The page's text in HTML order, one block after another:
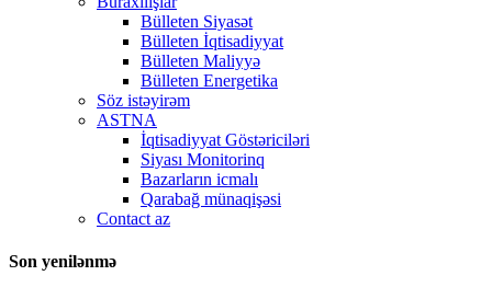
Bülleten Siyasət
Bülleten İqtisadiyyat
Bülleten Maliyyə
Bülleten Energetika
Söz istəyirəm
ASTNA
İqtisadiyyat Göstəriciləri
Siyası Monitorinq
Bazarların icmalı
Qarabağ münaqişəsi
Contact az
Son yenilənmə